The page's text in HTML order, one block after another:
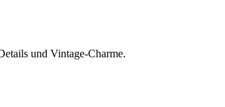
und Vintage-Charme.